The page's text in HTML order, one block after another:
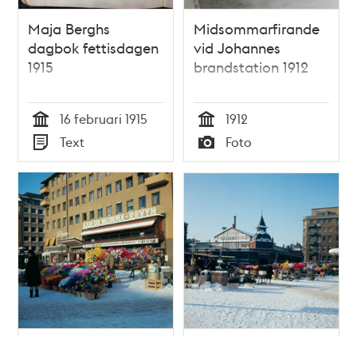
Maja Berghs
dagbok fettisdagen
1915
Tid
16 februari 1915
Typ
Text
Midsommarfirande
vid Johannes
brandstation 1912
Tid
1912
Typ
Foto